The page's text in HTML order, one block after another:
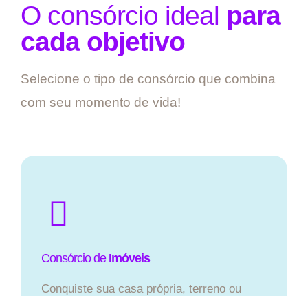
O consórcio ideal para
cada objetivo
Selecione o tipo de consórcio que combina
com seu momento de vida!
Consórcio de Imóveis
Conquiste sua casa própria, terreno ou